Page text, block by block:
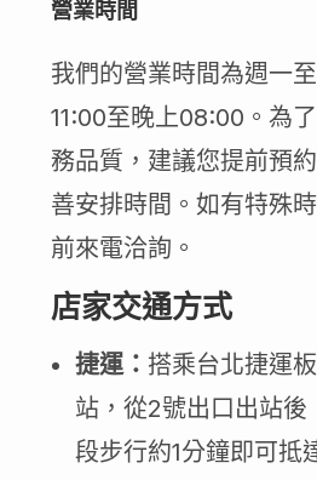
營業時間
我們的營業時間為週一
11:00至晚上08:00。為
務品質，建議您提前預
善安排時間。如有特殊
前來電洽詢。
店家交通方式
捷運： 搭乘台北捷運
站，從2號出口出站後
段步行約1分鐘即可抵